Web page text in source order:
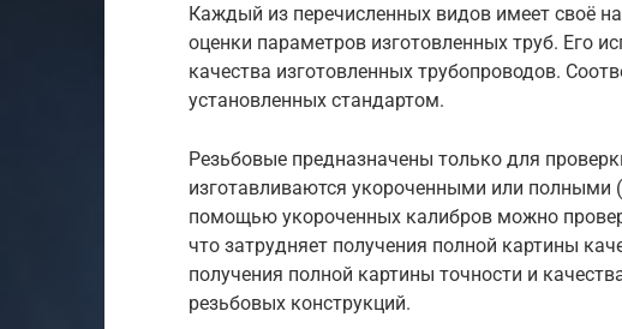
Каждый из перечисленных видов имеет своё
оценки параметров изготовленных труб. Его
качества изготовленных трубопроводов.
установленных стандартом.
Резьбовые предназначены только для
изготавливаются укороченными или полными
помощью укороченных калибров можно
что затрудняет получения полной картины
получения полной картины точности и
резьбовых конструкций.